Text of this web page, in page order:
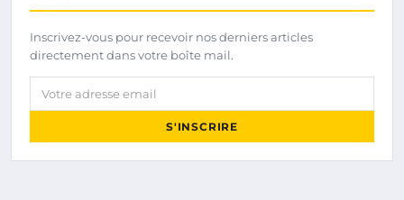
Inscrivez-vous pour recevoir nos derniers articles
directement dans votre boîte mail.
Votre adresse email
S'INSCRIRE